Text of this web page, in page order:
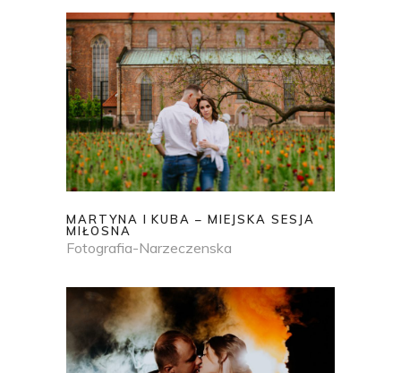
MARTYNA I KUBA – MIEJSKA SESJA
MIŁOSNA
Fotografia-Narzeczenska